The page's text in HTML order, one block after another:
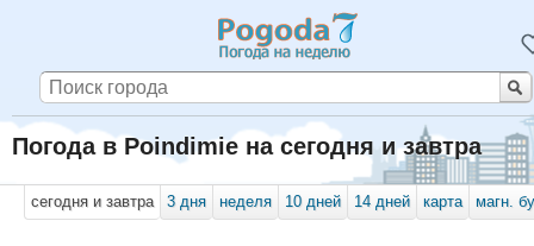
Погода в Poindimie на сегодня и завтра
сегодня и завтра 3 дня неделя 10 дней 14 дней карта магн.